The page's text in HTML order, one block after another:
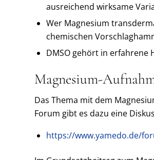
ausreichend wirksame
Wer Magnesium
chemischen
DMSO gehört in erfahrene
Magnesium-
Das Thema mit dem
Forum gibt es dazu eine
https://www.yamedo.de/